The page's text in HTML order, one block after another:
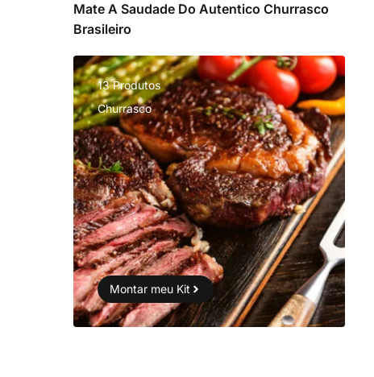
Mate A Saudade Do Autentico Churrasco
Brasileiro
13 Produtos
Churrasco
Montar meu Kit